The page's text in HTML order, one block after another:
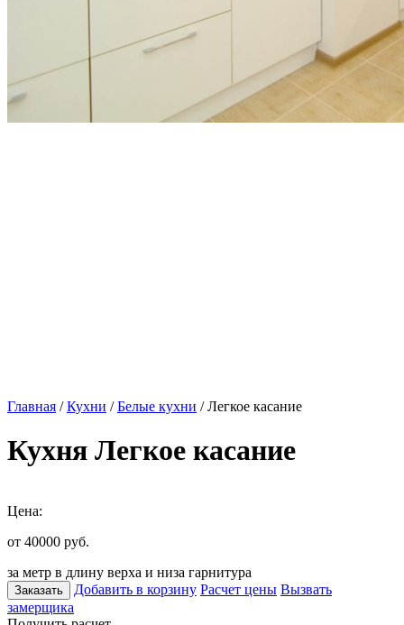
Главная /Кухни /Белые кухни / Легкое касание
Кухня Легкое касание
Цена:
от 40000 руб.
за метр в длину верха и низа гарнитура
Заказать Добавить в корзину Расчет цены Вызвать
замерщика